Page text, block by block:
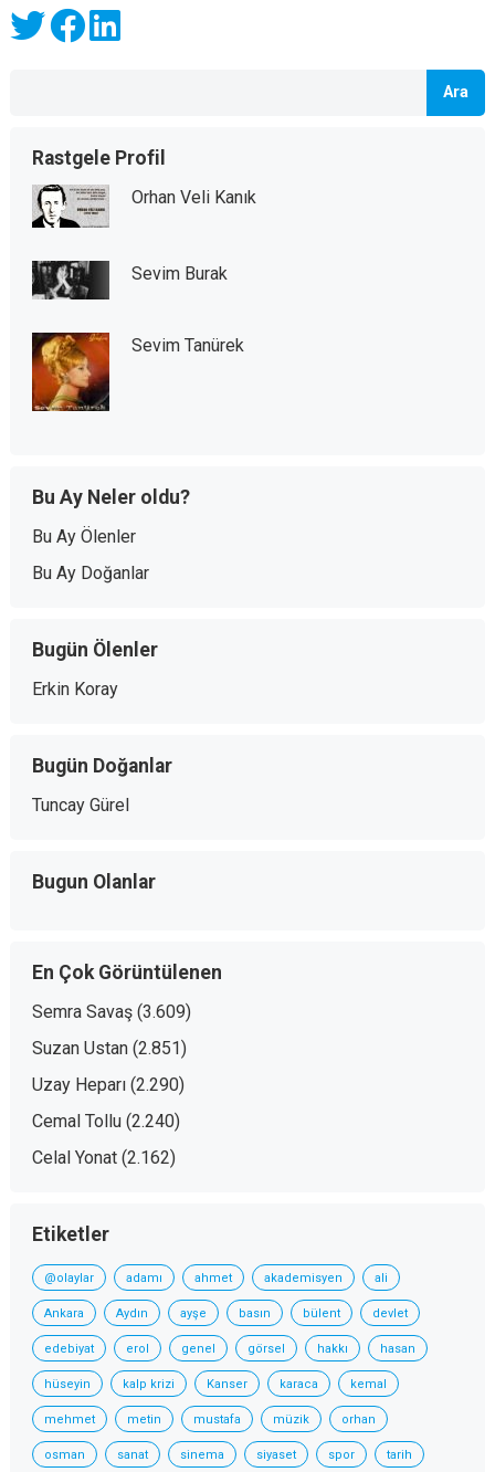
Ara
Rastgele Profil
Orhan Veli Kanık
Sevim Burak
Sevim Tanürek
Bu Ay Neler oldu?
Bu Ay Ölenler
Bu Ay Doğanlar
Bugün Ölenler
Erkin Koray
Bugün Doğanlar
Tuncay Gürel
Bugun Olanlar
En Çok Görüntülenen
Semra Savaş (3.609)
Suzan Ustan (2.851)
Uzay Heparı (2.290)
Cemal Tollu (2.240)
Celal Yonat (2.162)
Etiketler
@olaylar adamı ahmet akademisyen ali
Ankara Aydın ayşe basın bülent devlet
edebiyat erol genel görsel hakkı hasan
hüseyin kalp krizi Kanser karaca kemal
mehmet metin mustafa müzik orhan
osman sanat sinema siyaset spor tarih